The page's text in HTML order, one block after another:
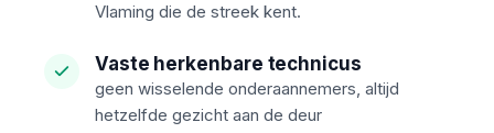
Vlaming die de streek kent.
Vaste herkenbare technicus
geen wisselende onderaannemers, altijd
hetzelfde gezicht aan de deur